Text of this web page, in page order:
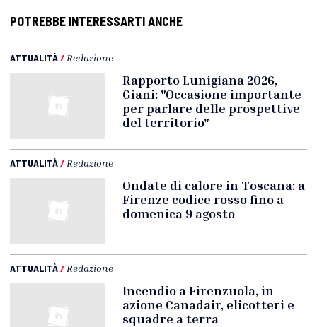
POTREBBE INTERESSARTI ANCHE
ATTUALITÀ/ Redazione
Rapporto Lunigiana 2026,
Giani: "Occasione importante
per parlare delle prospettive
del territorio"
ATTUALITÀ/ Redazione
Ondate di calore in Toscana: a
Firenze codice rosso fino a
domenica 9 agosto
ATTUALITÀ/ Redazione
Incendio a Firenzuola, in
azione Canadair, elicotteri e
squadre a terra